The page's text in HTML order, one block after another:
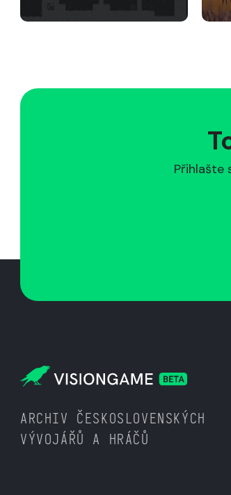
Přihlašte
ARCHIV ČESKOSLOVENSKÝCH
VÝVOJÁŘŮ A HRÁČŮ